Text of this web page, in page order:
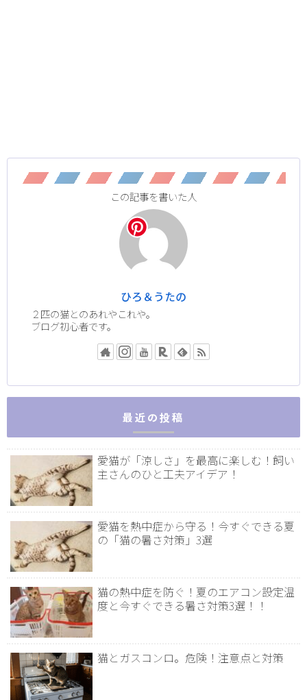
この記事を書いた人
ひろ＆うたの
２匹の猫とのあれやこれや。
ブログ初心者です。
最近の投稿
愛猫が「涼しさ」を最高に楽しむ！飼い
主さんのひと工夫アイデア！
愛猫を熱中症から守る！今すぐできる夏
の「猫の暑さ対策」3選
猫の熱中症を防ぐ！夏のエアコン設定温
度と今すぐできる暑さ対策3選！！
猫とガスコンロ。危険！注意点と対策